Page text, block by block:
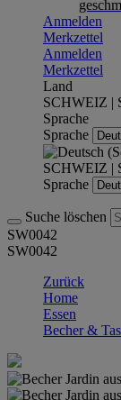
Anmelden
Merkzettel
Anmelden
Merkzettel
Land
SCHWEIZ |
Sprache
Sprache
SCHWEIZ |
Sprache
Suche löschen
SW0042
SW0042
Zurück
Home
Essen
Becher &